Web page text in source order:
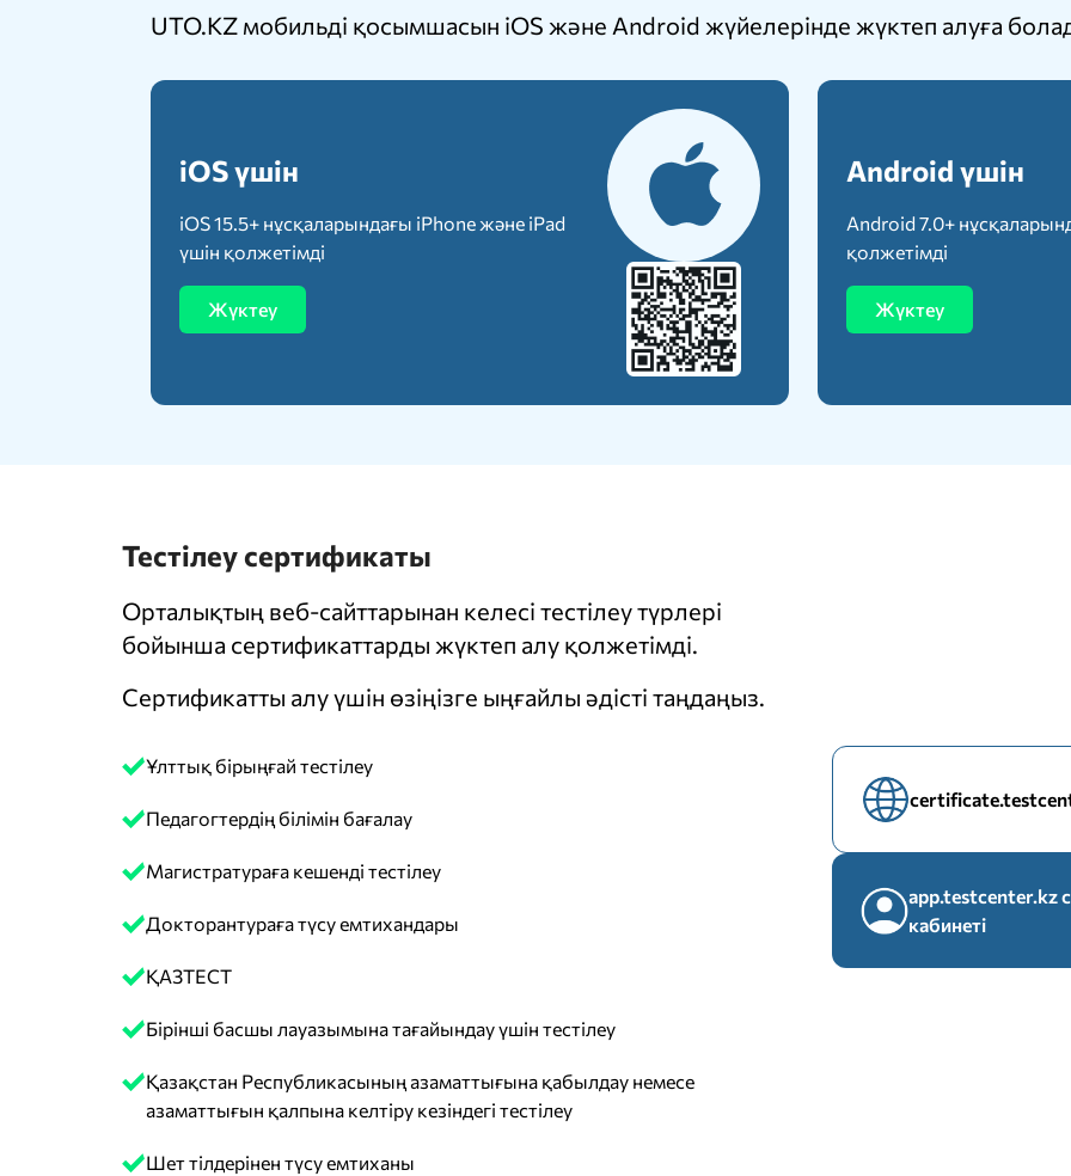
UTO.KZ мобильді қосымшасын iOS және Android жүйелерінде жүктеп алуға
iOS үшін
iOS 15.5+ нұсқаларындағы iPhone және iPad
үшін қолжетімді
Жүктеу
Android үшін
Android 7.0+
қолжетімді
Жүктеу
Тестілеу сертификаты
Орталықтың веб-сайттарынан келесі тестілеу түрлері
бойынша сертификаттарды жүктеп алу қолжетімді.
Сертификатты алу үшін өзіңізге ыңғайлы әдісті таңдаңыз.
Ұлттық бірыңғай тестілеу
Педагогтердің білімін бағалау
Магистратураға кешенді тестілеу
Докторантураға түсу емтихандары
ҚАЗТЕСТ
Бірінші басшы лауазымына тағайындау үшін тестілеу
Қазақстан Республикасының азаматтығына қабылдау немесе
азаматтығын қалпына келтіру кезіндегі тестілеу
Шет тілдерінен түсу емтиханы
app.testcenter.kz
кабинеті